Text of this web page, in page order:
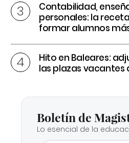
Contabilidad,
personales: la
formar alumnos
Hito en Baleares:
las plazas vacantes
Boletín de
Lo esencial de la